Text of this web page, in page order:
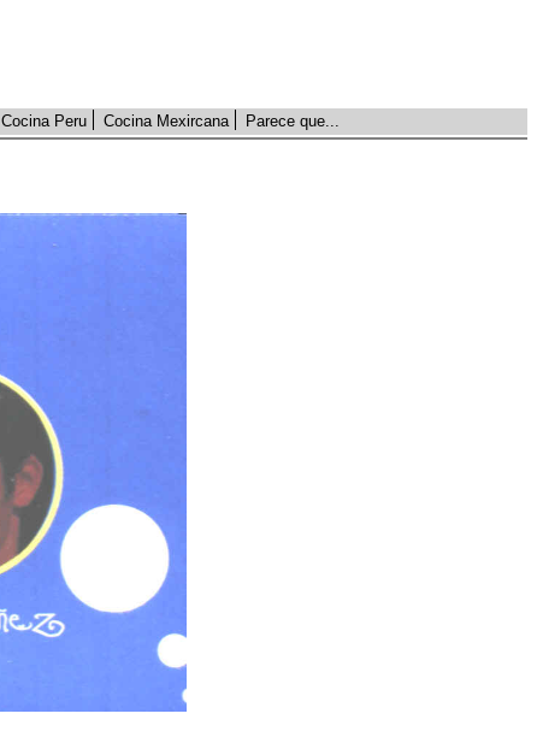
Cocina Peru Cocina Mexircana Parece que...